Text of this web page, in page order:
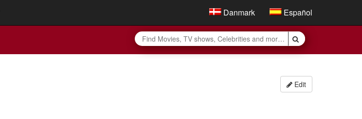
Danmark Español
Edit